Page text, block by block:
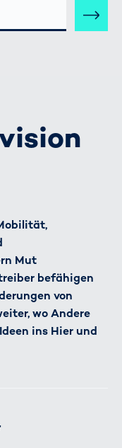
Mut
befähigen
von
wo Andere
ins Hier und